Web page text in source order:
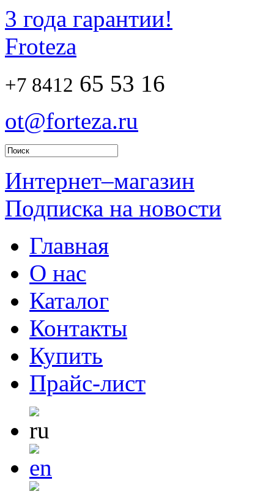
3 года гарантии!
Froteza
+7 8412 65 53 16
ot@forteza.ru
Интернет–магазин
Подписка на новости
Главная
О нас
Каталог
Контакты
Купить
Прайс-лист